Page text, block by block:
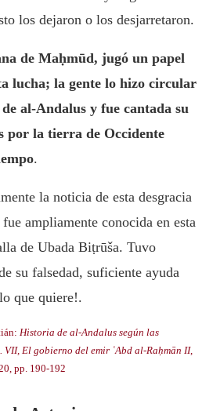
los dejaron o los desjarretaron.
de Maḥmūd, jugó un papel
lucha; la gente lo hizo circular
al-Andalus y fue cantada su
por la tierra de Occidente
.
la noticia de esta desgracia
ampliamente conocida en esta
de Ubada Biṭrūša. Tuvo
su falsedad, suficiente ayuda
que quiere!.
Historia de al-Andalus según las
VII, El gobierno del emir ʿAbd al-Raḥmān II,
pp. 190-192